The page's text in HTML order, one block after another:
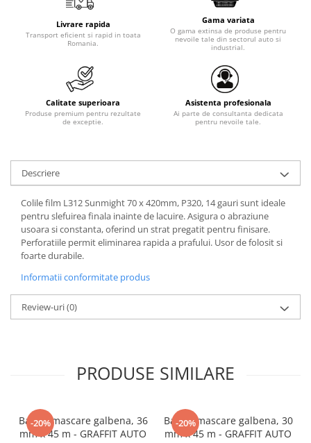
Livrare rapida
Transport eficient si rapid in toata
Romania.
Gama variata
O gama extinsa de produse pentru
nevoile tale din sectorul auto si
industrial.
Calitate superioara
Produse premium pentru rezultate
de exceptie.
Asistenta profesionala
Ai parte de consultanta dedicata
pentru nevoile tale.
Descriere
Colile film L312 Sunmight 70 x 420mm, P320, 14 gauri sunt ideale
pentru slefuirea finala inainte de lacuire. Asigura o abraziune
usoara si constanta, oferind un strat pregatit pentru finisare.
Perforatiile permit eliminarea rapida a prafului. Usor de folosit si
foarte durabile.
Informatii conformitate produs
Review-uri(0)
PRODUSE SIMILARE
-20%
Banda mascare galbena, 36
mm x 45 m - GRAFFIT AUTO
-20%
Banda mascare galbena, 30
mm x 45 m - GRAFFIT AUTO